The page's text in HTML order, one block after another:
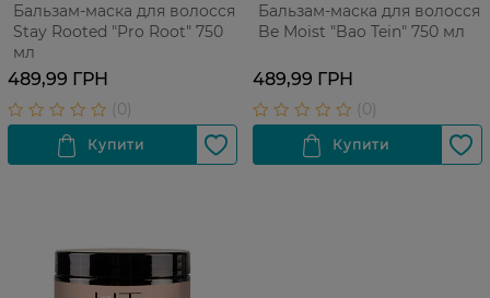
Бальзам-маска для волосся
Stay Rooted "Pro Root" 750
мл
489,99 ГРН
Бальзам-маска для волосся
Be Moist "Bao Tein" 750 мл
489,99 ГРН